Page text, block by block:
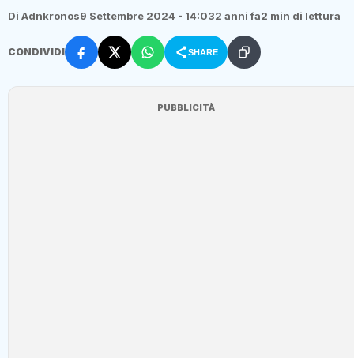
Di Adnkronos9 Settembre 2024 - 14:032 anni fa2 min di lettura
CONDIVIDI SHARE
PUBBLICITÀ